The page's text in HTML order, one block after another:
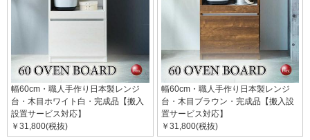
幅60cm・職人手作り日本製レンジ
台・木目ホワイト白・完成品【搬入
設置サービス対応】
￥31,800(税抜)
幅60cm・職人手作り日本製レンジ
台・木目ブラウン・完成品【搬入設
置サービス対応】
￥31,800(税抜)